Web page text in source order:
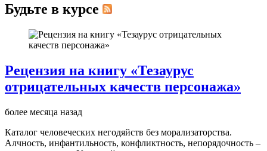
Будьте в курсе
Рецензия на книгу «Тезаурус
отрицательных качеств персонажа»
более месяца назад
Каталог человеческих негодяйств без морализаторства.
Алчность, инфантильность, конфликтность, непорядочность –